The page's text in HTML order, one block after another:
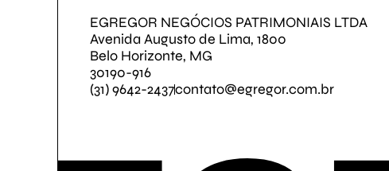
EGREGOR NEGÓCIOS PATRIMONIAIS LTDA
Avenida Augusto de Lima, 1800
Belo Horizonte, MG
30190-916
(31) 9642-2437contato@egregor.com.br